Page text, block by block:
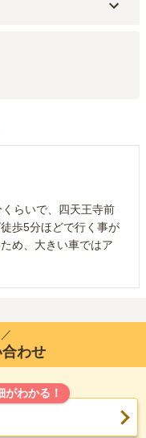
らいで、四天王寺前
歩5分ほどで行く事が
め、大きい車ではア
わせ
わかる！